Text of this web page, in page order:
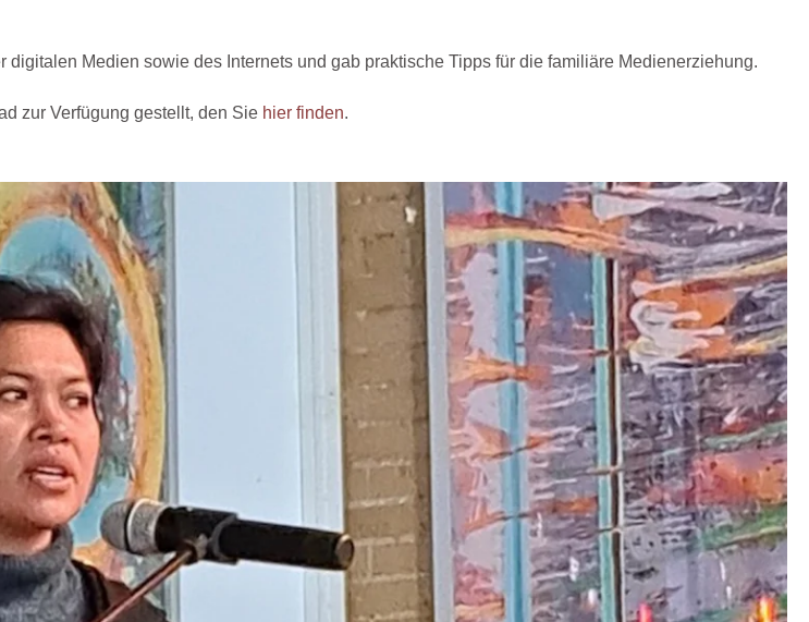
Medien sowie des Internets und gab praktische Tipps für die familiäre Medienerziehung.
zur Verfügung gestellt, den Sie hier finden.